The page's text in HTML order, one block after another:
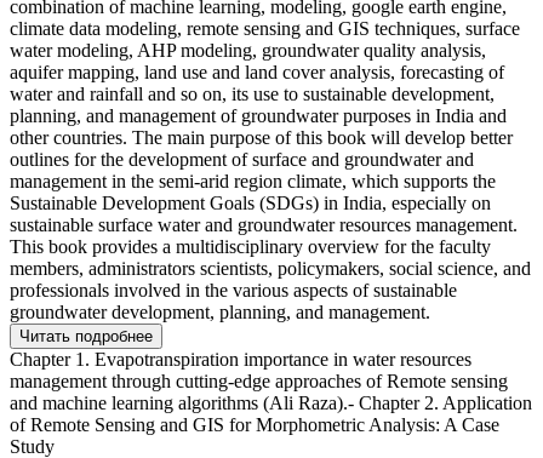
combination of machine learning, modeling, google earth engine,
climate data modeling, remote sensing and GIS techniques, surface
water modeling, AHP modeling, groundwater quality analysis,
aquifer mapping, land use and land cover analysis, forecasting of
water and rainfall and so on, its use to sustainable development,
planning, and management of groundwater purposes in India and
other countries. The main purpose of this book will develop better
outlines for the development of surface and groundwater and
management in the semi-arid region climate, which supports the
Sustainable Development Goals (SDGs) in India, especially on
sustainable surface water and groundwater resources management.
This book provides a multidisciplinary overview for the faculty
members, administrators scientists, policymakers, social science, and
professionals involved in the various aspects of sustainable
groundwater development, planning, and management.
Читать подробнее
Chapter 1. Evapotranspiration importance in water resources
management through cutting-edge approaches of Remote sensing
and machine learning algorithms (Ali Raza).- Chapter 2. Application
of Remote Sensing and GIS for Morphometric Analysis: A Case
Study